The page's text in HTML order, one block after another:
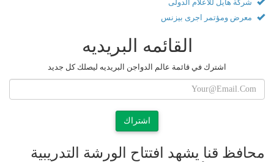
شركة هايل للاعلام الدولى
معرض ومؤتمر اجرى بيزنس
القائمه البريديه
اشترك في قائمة عالم الدواجن البريديه ليصلك كل جديد
اشتراك
محافظ قنا يشهد افتتاح الورشة التدريبية